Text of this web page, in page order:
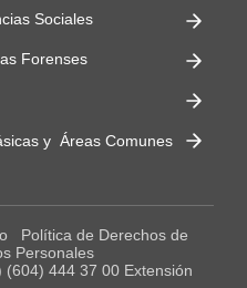
Sociales
Forenses
y Áreas Comunes
Política de Derechos de
Personales
(604) 444 37 00 Extensión